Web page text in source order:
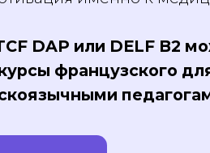
(PASS) —
именно к
TCF DAP или DELF